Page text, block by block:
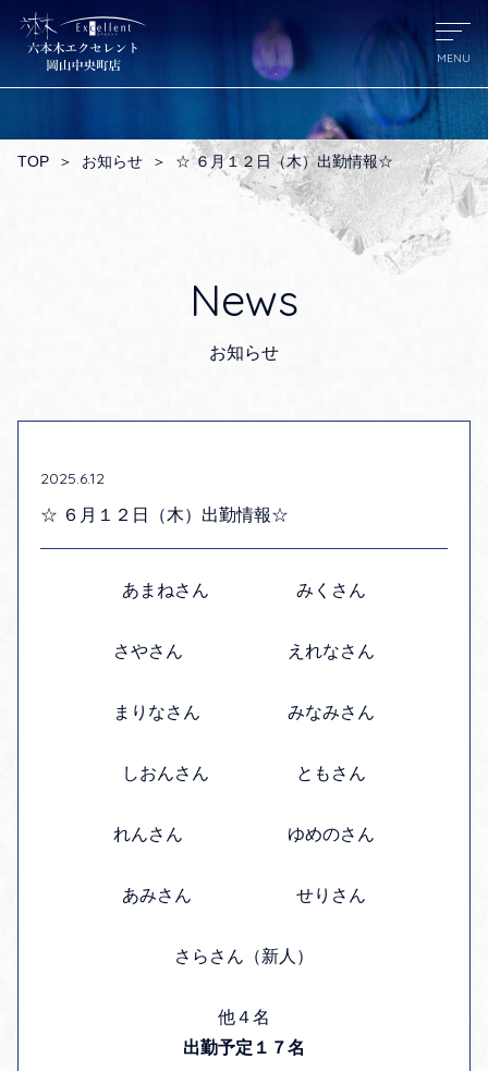
TOP ＞ お知らせ ＞ ☆ ６月１２日（木）出勤情報☆
News
お知らせ
2025.6.12
☆ ６月１２日（木）出勤情報☆
あまねさん みくさん
さやさん えれなさん
まりなさん みなみさん
しおんさん ともさん
れんさん ゆめのさん
あみさん せりさん
さらさん（新人）
他４名
出勤予定１７名